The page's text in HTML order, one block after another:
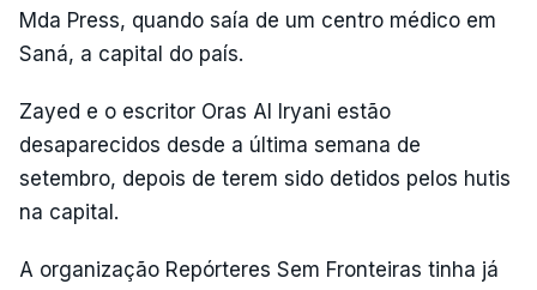
Mda Press, quando saía de um centro médico em
Saná, a capital do país.
Zayed e o escritor Oras Al Iryani estão
desaparecidos desde a última semana de
setembro, depois de terem sido detidos pelos hutis
na capital.
A organização Repórteres Sem Fronteiras tinha já